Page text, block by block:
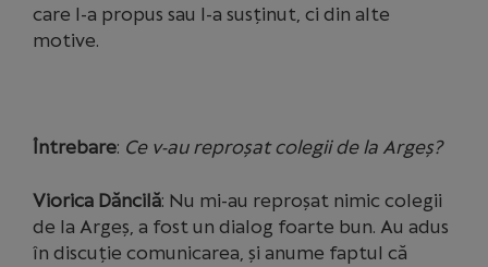
care l-a propus sau l-a susținut, ci din alte
motive.
Întrebare: Ce v-au reproșat colegii de la Argeș?
Viorica Dăncilă: Nu mi-au reproșat nimic colegii
de la Argeș, a fost un dialog foarte bun. Au adus
în discuție comunicarea, și anume faptul că